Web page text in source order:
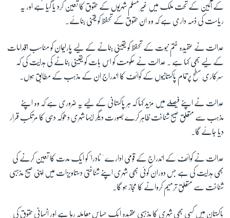
کے آئین کے تحت ملک میں غیر مسلم شہریوں کے حقوق کا تعین کرد یا گیا ہے اور یہ
ریاست کی ذمہ داری ہے کہ وہ ان حقوق کے تحفظ کو یقنی بنائے۔
عدالت نے عقیدہ ختم نبوت کے تحفظ کو یقینی بنانے کے لیے پارلیمان کو مناسب اقدامات
کے لیے بھی کہا ہے ۔ عدالت نے حکومت کو اس بات کو یقینی بنانے کی ہدایت کی کہ
سرکاری سطح پرتمام پاکستانیوں کے کوائف کا اندراج ان کے مذہب کے مطابق ہوں۔
عدالت نے اپنے فیصلے میں مزید کہا کہ ہر پاکستانی کے لیے یہ ضروری ہے کہ وہ اپنے
مذہب سے متعلق صیح شناخت ظاہر کرے بصورت دیگر ایسا شہری دھوکہ دہی کا مرتکب قرار
دیا جائے گا۔
عدالت نے کوائف کے اندراج کے قومی ادارے ' نادرا' کو ایک مدت کا تعین کرنے کی
بھی ہدایت کی ہے جس دوران کوئی بھی شہری اپنے شناختی دستاویزات میں اپنی صیح مذہبی
شناخت سے متعلق ترمیم کروانے کا مجاز ہو گا۔
پاکستان میں کسی بھی شہری کا مذہبی عقیدہ ایک حساس معاملہ رہا ہے اور انسانی حقوق کی